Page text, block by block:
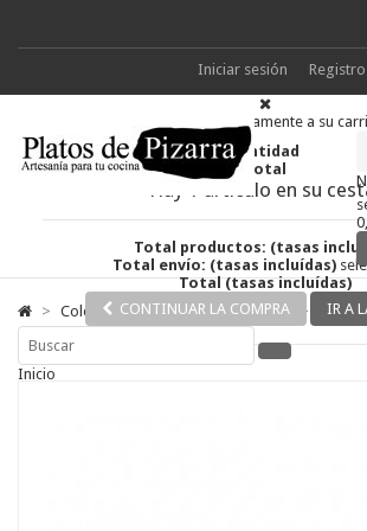
Iniciar sesión Registro
Producto añadido correctamente a su
Cantidad
Total
Hay 1 artículo en su
Total productos: (tasas
Total envío: (tasas incluídas)
Total (tasas incluídas)
CONTINUAR LA COMPRA
IR A
Inicio
> Colecciones > Colección Antracita > Plato